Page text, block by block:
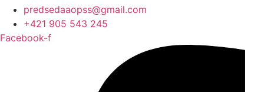
predsedaaopss@gmail.com
+421 905 543 245
Facebook-f